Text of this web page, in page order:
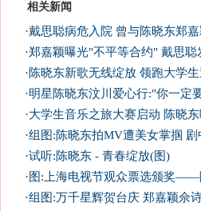
相关新闻
·戴思聪病危入院 曾与陈晓东郑
·郑嘉颖曝光"不平等合约" 戴思聪
·陈晓东新歌无线绽放 领跑大学
·明星陈晓东汶川爱心行:"你一定
·大学生音乐之旅大赛启动 陈晓
·组图:陈晓东拍MV遭美女掌掴
·试听:陈晓东 - 青春绽放(图)
· 图:上海电视节观众票选颁奖——
·组图:万千星辉贺台庆 郑嘉颖佘